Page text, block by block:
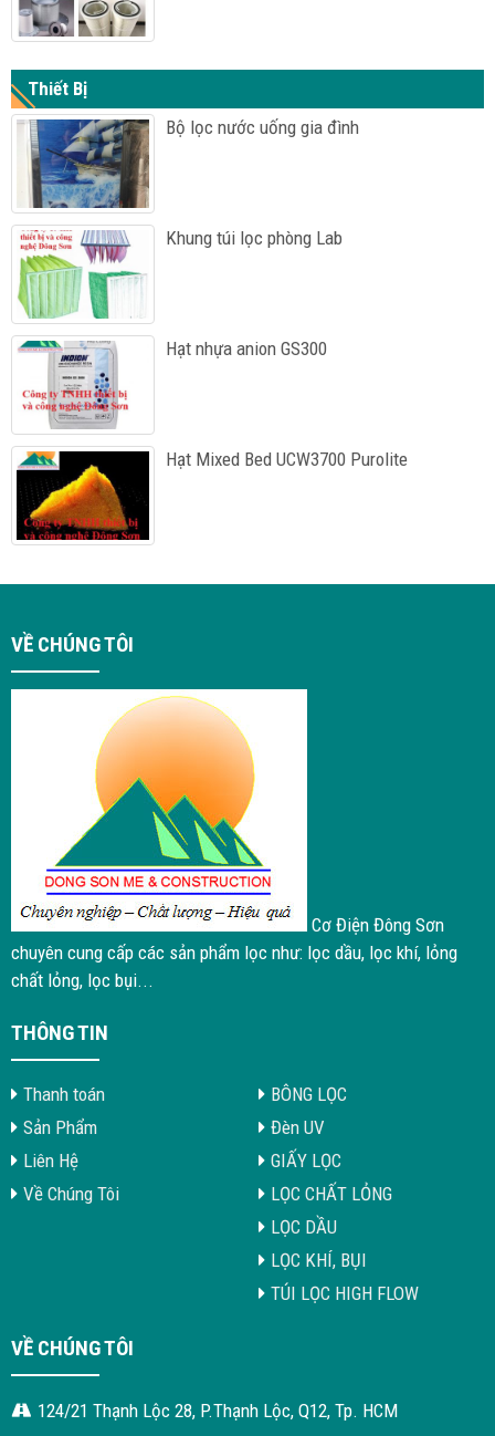
Thiết Bị
Bộ lọc nước uống gia đình
Khung túi lọc phòng Lab
Hạt nhựa anion GS300
Hạt Mixed Bed UCW3700 Purolite
VỀ CHÚNG TÔI
Cơ Điện Đông Sơn
chuyên cung cấp các sản phẩm lọc như: lọc dầu, lọc khí, lỏng
chất lỏng, lọc bụi...
THÔNG TIN
Thanh toán
Sản Phẩm
Liên Hệ
Về Chúng Tôi
BÔNG LỌC
Đèn UV
GIẤY LỌC
LỌC CHẤT LỎNG
LỌC DẦU
LỌC KHÍ, BỤI
TÚI LỌC HIGH FLOW
VỀ CHÚNG TÔI
124/21 Thạnh Lộc 28, P.Thạnh Lộc, Q12, Tp. HCM